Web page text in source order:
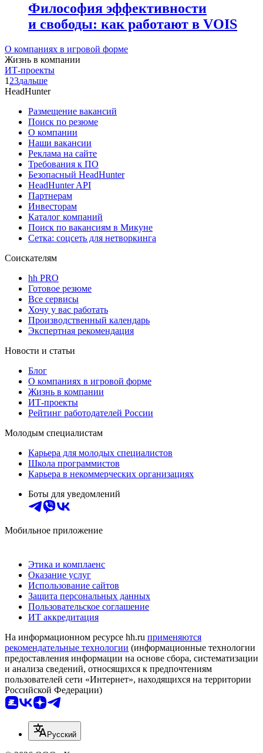
Философия эффективности
и свободы: как работают в VOIS
О компаниях в игровой форме
Жизнь в компании
ИТ-проекты
1 23дальше
HeadHunter
Размещение вакансий
Поиск по резюме
О компании
Наши вакансии
Реклама на сайте
Требования к ПО
Безопасный HeadHunter
HeadHunter API
Партнерам
Инвесторам
Каталог компаний
Поиск по вакансиям в Микуне
Сетка: соцсеть для нетворкинга
Соискателям
hh PRO
Готовое резюме
Все сервисы
Хочу у вас работать
Производственный календарь
Экспертная рекомендация
Новости и статьи
Блог
О компаниях в игровой форме
Жизнь в компании
ИТ-проекты
Рейтинг работодателей России
Молодым специалистам
Карьера для молодых специалистов
Школа программистов
Карьера в некоммерческих организациях
Боты для уведомлений
Мобильное приложение
Этика и комплаенс
Оказание услуг
Использование сайтов
Защита персональных данных
Пользовательское соглашение
ИТ аккредитация
На информационном ресурсе hh.ru применяются
рекомендательные технологии (информационные технологии
предоставления информации на основе сбора, систематизации
и анализа сведений, относящихся к предпочтениям
пользователей сети «Интернет», находящихся на территории
Российской Федерации)
Русский